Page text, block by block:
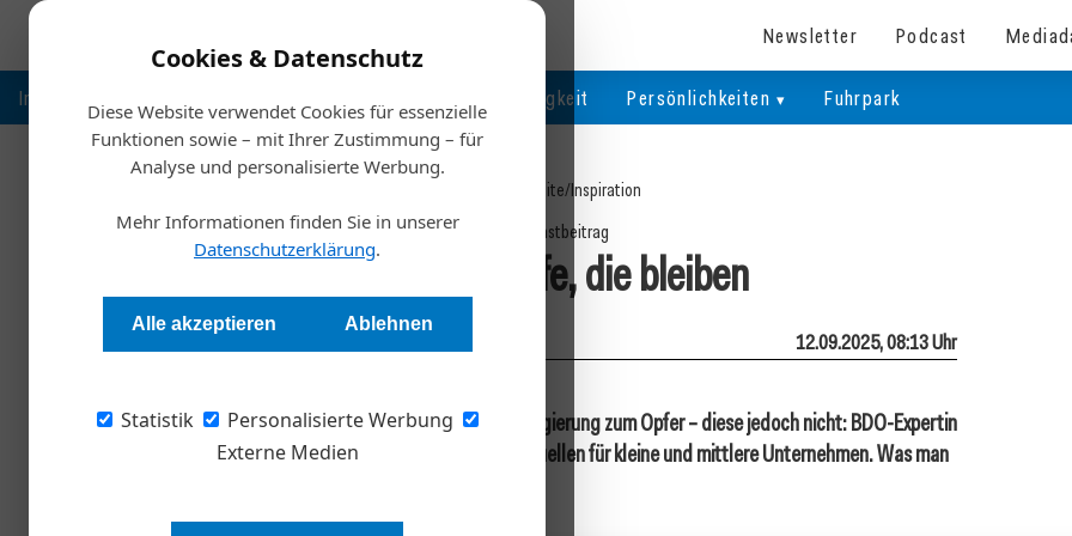
Cookies & Datenschutz
Diese Website verwendet Cookies für essenzielle
Funktionen sowie – mit Ihrer Zustimmung – für
Analyse und personalisierte Werbung.
Mehr Informationen finden Sie in unserer
Datenschutzerklärung.
Alle akzeptieren Ablehnen
Statistik
Personalisierte Werbung
Externe Medien
Newsletter Podcast
Inspiration Nachhaltigkeit Persönlichkeiten Fuhrpark
Startseite/Inspiration
Gastbeitrag
Fördertöpfe, die bleiben
Andrea Lehky 12.09.2025, 08:13 Uhr
So manche Förderung fiel dem Sparkurs der Regierung zum Opfer – diese jedoch nicht: BDO-Expertin
Eva Martischnig nennt fünf verlässliche Geldquellen für kleine und mittlere Unternehmen. Was man